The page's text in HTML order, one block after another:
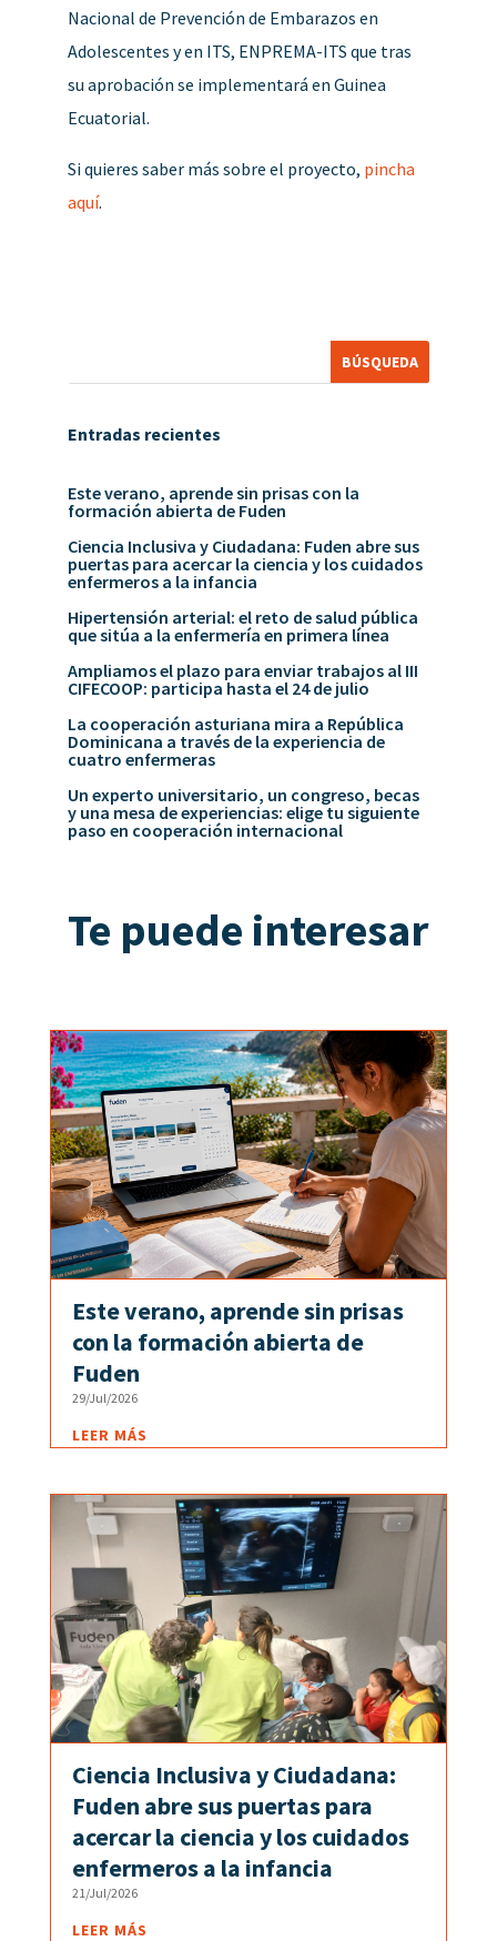
Nacional de Prevención de Embarazos en
Adolescentes y en ITS, ENPREMA-ITS que tras
su aprobación se implementará en Guinea
Ecuatorial.
Si quieres saber más sobre el proyecto, pincha
aquí.
Entradas recientes
Este verano, aprende sin prisas con la
formación abierta de Fuden
Ciencia Inclusiva y Ciudadana: Fuden abre sus
puertas para acercar la ciencia y los cuidados
enfermeros a la infancia
Hipertensión arterial: el reto de salud pública
que sitúa a la enfermería en primera línea
Ampliamos el plazo para enviar trabajos al III
CIFECOOP: participa hasta el 24 de julio
La cooperación asturiana mira a República
Dominicana a través de la experiencia de
cuatro enfermeras
Un experto universitario, un congreso, becas
y una mesa de experiencias: elige tu siguiente
paso en cooperación internacional
Te puede interesar
Este verano, aprende sin prisas
con la formación abierta de
Fuden
29/Jul/2026
LEER MÁS
Ciencia Inclusiva y Ciudadana:
Fuden abre sus puertas para
acercar la ciencia y los cuidados
enfermeros a la infancia
21/Jul/2026
LEER MÁS